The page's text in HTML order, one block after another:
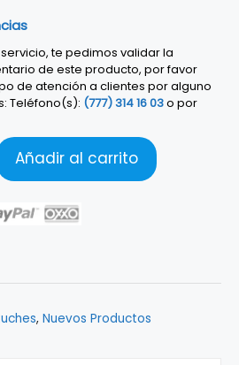
te pedimos validar la
de este producto, por favor
de atención a clientes por alguno
Teléfono(s): (777) 314 16 03o por
ABL
Añadir al carrito
, Nuevos Productos